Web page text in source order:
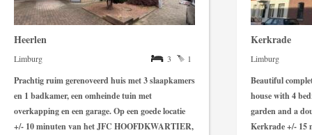
Heerlen
3 1
Limburg
Prachtig ruim gerenoveerd huis met 3 slaapkamers
en 1 badkamer, een omheinde tuin met
overkapping en een garage. Op een goede locatie
+/- 10 minuten van het JFC HOOFDKWARTIER,
Kerkrade
Limburg
Beautiful
house with 4
garden and a
Kerkrade +/- 15